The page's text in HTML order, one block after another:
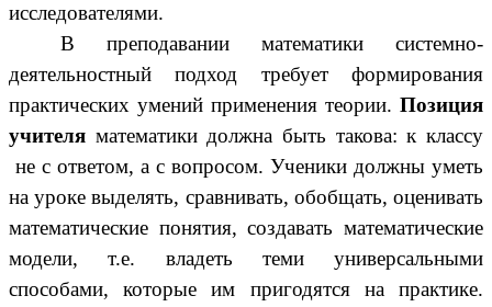
исследователями.
В преподавании математики системно-
деятельностный подход требует формирования
практических умений применения теории. Позиция
учителя математики должна быть такова: к классу
не с ответом, а с вопросом. Ученики должны уметь
на уроке выделять, сравнивать, обобщать, оценивать
математические понятия, создавать математические
модели, т.е. владеть теми универсальными
способами, которые им пригодятся на практике.